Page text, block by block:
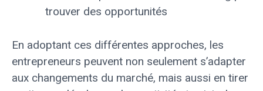
trouver des opportunités
En adoptant ces différentes approches, les
entrepreneurs peuvent non seulement s’adapter
aux changements du marché, mais aussi en tirer